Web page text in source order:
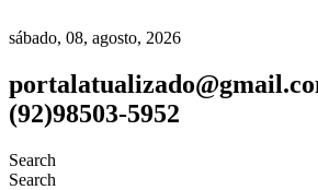
sábado, 08, agosto, 2026
(92)98503-5952
Search
Search